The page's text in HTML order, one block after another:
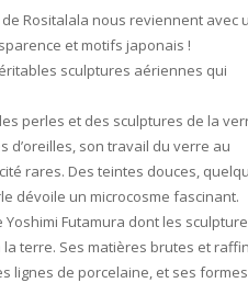
Rositalala nous reviennent avec
et motifs japonais !
sculptures aériennes qui
perles et des sculptures de la
d’oreilles, son travail du verre au
rares. Des teintes douces,
dévoile un microcosme fascinant.
Yoshimi Futamura dont les
terre. Ses matières brutes et
lignes de porcelaine, et ses